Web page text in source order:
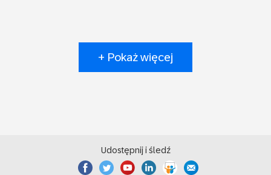
+ Pokaż więcej
Udostępnij i śledź